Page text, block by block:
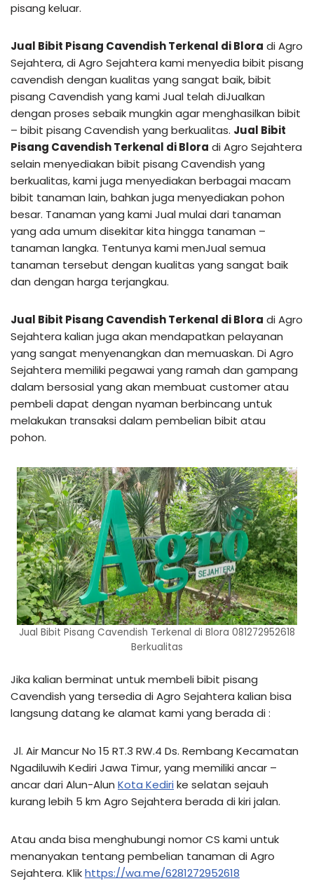
pisang keluar.
Jual Bibit Pisang Cavendish Terkenal di Blora di Agro
Sejahtera, di Agro Sejahtera kami menyedia bibit pisang
cavendish dengan kualitas yang sangat baik, bibit
pisang Cavendish yang kami Jual telah diJualkan
dengan proses sebaik mungkin agar menghasilkan bibit
– bibit pisang Cavendish yang berkualitas. Jual Bibit
Pisang Cavendish Terkenal di Blora di Agro Sejahtera
selain menyediakan bibit pisang Cavendish yang
berkualitas, kami juga menyediakan berbagai macam
bibit tanaman lain, bahkan juga menyediakan pohon
besar. Tanaman yang kami Jual mulai dari tanaman
yang ada umum disekitar kita hingga tanaman –
tanaman langka. Tentunya kami menJual semua
tanaman tersebut dengan kualitas yang sangat baik
dan dengan harga terjangkau.
Jual Bibit Pisang Cavendish Terkenal di Blora di Agro
Sejahtera kalian juga akan mendapatkan pelayanan
yang sangat menyenangkan dan memuaskan. Di Agro
Sejahtera memiliki pegawai yang ramah dan gampang
dalam bersosial yang akan membuat customer atau
pembeli dapat dengan nyaman berbincang untuk
melakukan transaksi dalam pembelian bibit atau
pohon.
Jual Bibit Pisang Cavendish Terkenal di Blora 081272952618
Berkualitas
Jika kalian berminat untuk membeli bibit pisang
Cavendish yang tersedia di Agro Sejahtera kalian bisa
langsung datang ke alamat kami yang berada di :
Jl. Air Mancur No 15 RT.3 RW.4 Ds. Rembang Kecamatan
Ngadiluwih Kediri Jawa Timur, yang memiliki ancar –
ancar dari Alun-Alun Kota Kediri ke selatan sejauh
kurang lebih 5 km Agro Sejahtera berada di kiri jalan.
Atau anda bisa menghubungi nomor CS kami untuk
menanyakan tentang pembelian tanaman di Agro
Sejahtera. Klikhttps://wa.me/6281272952618